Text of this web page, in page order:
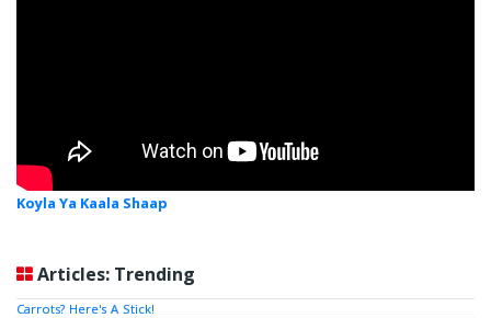
Koyla Ya Kaala Shaap
Articles: Trending
Carrots? Here's A Stick!